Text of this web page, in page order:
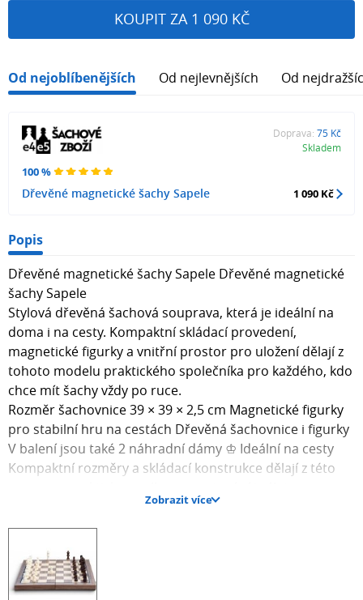
KOUPIT ZA 1 090 KČ
Od nejoblíbenějších Od nejlevnějších Od
100 %
Dřevěné magnetické šachy Sapele
Doprava: 75 Kč
Skladem
1 090 Kč
Popis
Dřevěné magnetické šachy Sapele Dřevěné magnetické
šachy Sapele
Stylová dřevěná šachová souprava, která je ideální na
doma i na cesty. Kompaktní skládací provedení,
magnetické figurky a vnitřní prostor pro uložení dělají z
tohoto modelu praktického společníka pro každého, kdo
chce mít šachy vždy po ruce.
Rozměr šachovnice 39 × 39 × 2,5 cm Magnetické figurky
pro stabilní hru na cestách Dřevěná šachovnice i figurky
V balení jsou také 2 náhradní dámy ♔ Ideální na cesty
Kompaktní rozměry a skládací konstrukce dělají z této
▣ Magnetické provedení
Figurky pevně drží na šachovnici, takže se při hře méně
♞ Dřevěné zpracování
Šachovnice i figurky jsou vyrobeny ze dřeva, které působí
Zobrazit více